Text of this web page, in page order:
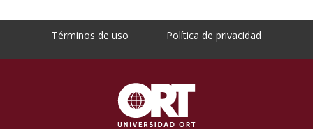
Términos de uso Política de privacidad